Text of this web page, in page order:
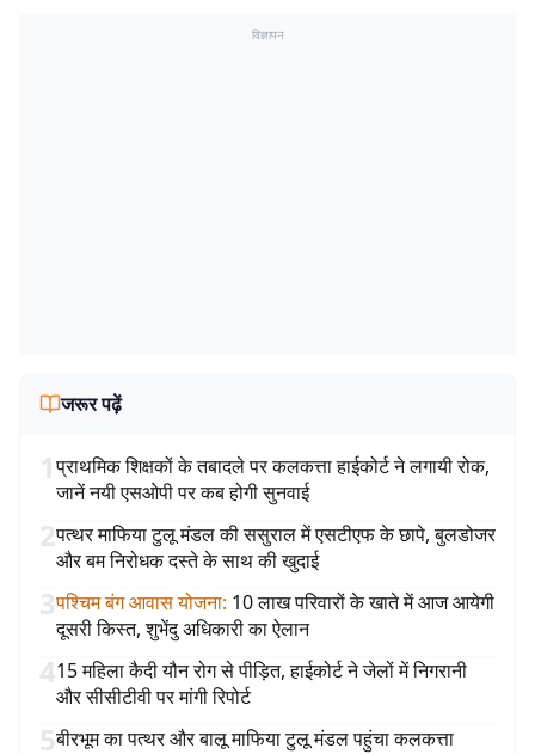
विज्ञापन
जरूर पढ़ें
1प्राथमिक शिक्षकों के तबादले पर कलकत्ता हाईकोर्ट ने लगायी रोक,
जानें नयी एसओपी पर कब होगी सुनवाई
2पत्थर माफिया टुलू मंडल की ससुराल में एसटीएफ के छापे, बुलडोजर
और बम निरोधक दस्ते के साथ की खुदाई
3पश्चिम बंग आवास योजना: 10 लाख परिवारों के खाते में आज आयेगी
दूसरी किस्त, शुभेंदु अधिकारी का ऐलान
415 महिला कैदी यौन रोग से पीड़ित, हाईकोर्ट ने जेलों में निगरानी
और सीसीटीवी पर मांगी रिपोर्ट
5बीरभूम का पत्थर और बालू माफिया टुलू मंडल पहुंचा कलकत्ता